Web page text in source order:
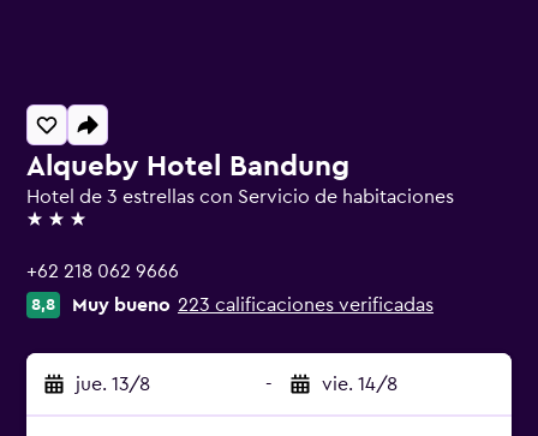
Alqueby Hotel Bandung
Hotel de 3 estrellas con Servicio de habitaciones
3 estrellas
+62 218 062 9666
8,8 Muy bueno 223 calificaciones verificadas
jue. 13/8 - vie. 14/8